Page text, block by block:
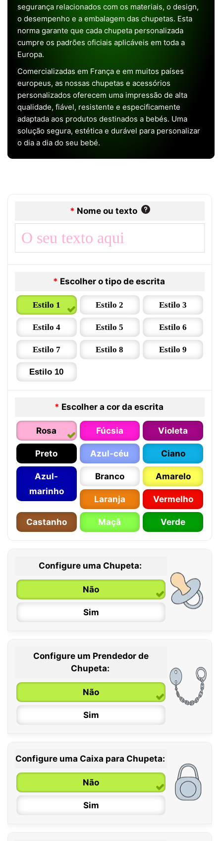
segurança relacionados com os materiais, o design,
o desempenho e a embalagem das chupetas. Esta
norma garante que cada chupeta personalizada
cumpre os padrões oficiais aplicáveis em toda a
Europa.
Comercializadas em França e em muitos países
europeus, as nossas chupetas e acessórios
personalizados oferecem uma impressão de alta
qualidade, fiável, resistente e especificamente
adaptada aos produtos destinados a bebés. Uma
solução segura, estética e durável para personalizar
o dia a dia do seu bebé.
* Nome ou texto
* Escolher o tipo de escrita
Estilo 1 Estilo 2 Estilo 3
Estilo 4 Estilo 5 Estilo 6
Estilo 7 Estilo 8 Estilo 9
Estilo 10
* Escolher a cor da escrita
Rosa Fúcsia Violeta
Preto Azul-céu Ciano
Azul-
marinho
Branco Amarelo
Laranja Vermelho
Castanho Maçã Verde
Configure uma Chupeta:
Não
Sim
0 / 6 meses
6 / 36 meses
Configure um Prendedor de
Chupeta:
Não
Sim
Configure uma Caixa para Chupeta:
Não
Sim